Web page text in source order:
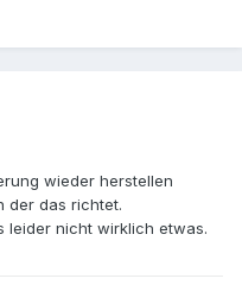
wieder herstellen
der das richtet.
leider nicht wirklich etwas.